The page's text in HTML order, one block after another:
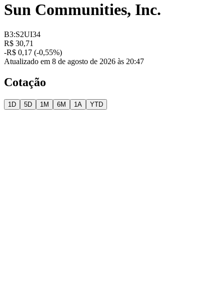
Sun Communities, Inc.
B3:S2UI34
R$ 30,71
-R$ 0,17 (-0,55%)
Atualizado em 8 de agosto de 2026 às 20:47
Cotação
1D 5D 1M 6M 1A YTD